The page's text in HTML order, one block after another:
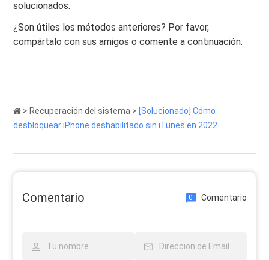
solucionados.
¿Son útiles los métodos anteriores? Por favor,
compártalo con sus amigos o comente a continuación.
> Recuperación del sistema > [Solucionado] Cómo
desbloquear iPhone deshabilitado sin iTunes en 2022
Comentario 0 Comentario